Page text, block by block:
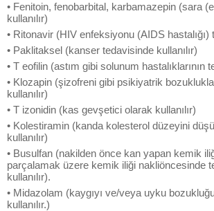
• Fenitoin, fenobarbital, karbamazepin (sara
kullanılır)
• Ritonavir (HIV enfeksiyonu (AIDS hastalığı)
• Paklitaksel (kanser tedavisinde kullanılır)
• T eofilin (astım gibi solunum hastalıklarının
• Klozapin (şizofreni gibi psikiyatrik
kullanılır)
• T izonidin (kas gevşetici olarak kullanılır)
• Kolestiramin (kanda kolesterol düzeyini
kullanılır)
• Busulfan (nakilden önce kan yapan kemik
parçalamak üzere kemik iliği nakliöncesinde
kullanılır).
• Midazolam (kaygıyı ve/veya uyku
kullanılır.)